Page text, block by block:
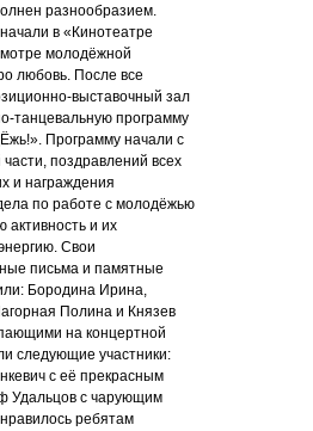
разнообразием.
в «Кинотеатре
молодёжной
любовь. После все
выставочный зал
танцевальную программу
Программу начали с
поздравлений всех
и награждения
по работе с молодёжью
активность и их
Свои
письма и памятные
Бородина Ирина,
Полина и Князев
на концертной
следующие участники:
с её прекрасным
Удальцов с чарующим
ребятам